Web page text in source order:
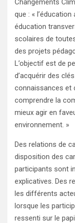
Changements
que : «
éducation
scolaires de
des projets
L’objectif est de
d’acquérir des
connaissances et
comprendre la
mieux agir en
environnement. »
Des relations de
disposition des
participants sont
explicatives. Des
les différents
lorsque les
ressenti sur le